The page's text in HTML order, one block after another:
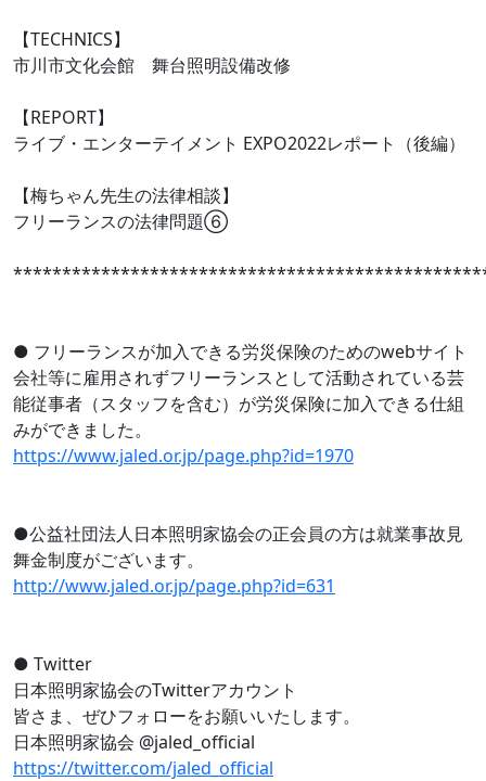
【TECHNICS】
市川市文化会館 舞台照明設備改修
【REPORT】
ライブ・エンターテイメント EXPO2022レポート（後編）
【梅ちゃん先生の法律相談】
フリーランスの法律問題⑥
● フリーランスが加入できる労災保険のためのwebサイト
会社等に雇用されずフリーランスとして活動されている芸
能従事者（スタッフを含む）が労災保険に加入できる仕組
みができました。
https://www.jaled.or.jp/page.php?id=1970
●公益社団法人日本照明家協会の正会員の方は就業事故見
舞金制度がございます。
http://www.jaled.or.jp/page.php?id=631
● Twitter
日本照明家協会のTwitterアカウント
皆さま、ぜひフォローをお願いいたします。
日本照明家協会 @jaled_official
https://twitter.com/jaled_official